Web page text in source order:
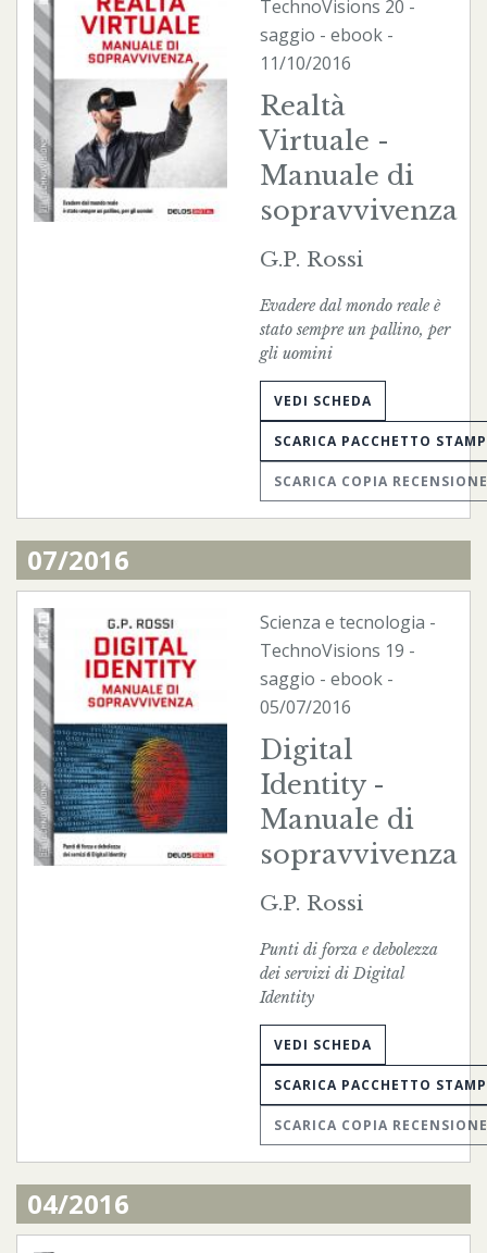
TechnoVisions 20 -
saggio - ebook -
11/10/2016
Realtà
Virtuale -
Manuale di
sopravvivenza
G.P. Rossi
Evadere dal mondo reale è
stato sempre un pallino, per
gli uomini
VEDI SCHEDA
SCARICA PACCHETTO
SCARICA COPIA RECENSIONE
07/2016
Scienza e tecnologia -
TechnoVisions 19 -
saggio - ebook -
05/07/2016
Digital
Identity -
Manuale di
sopravvivenza
G.P. Rossi
Punti di forza e debolezza
dei servizi di Digital
Identity
VEDI SCHEDA
SCARICA PACCHETTO
SCARICA COPIA RECENSIONE
04/2016